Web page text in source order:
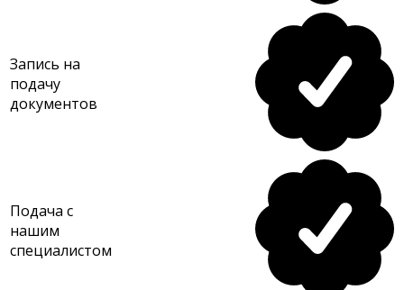
Запись на
подачу
документов
Подача с
нашим
специалистом